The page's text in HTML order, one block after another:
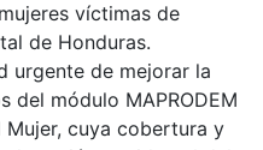
víctimas de
de Honduras.
urgente de mejorar la
del módulo MAPRODEM
cuya cobertura y